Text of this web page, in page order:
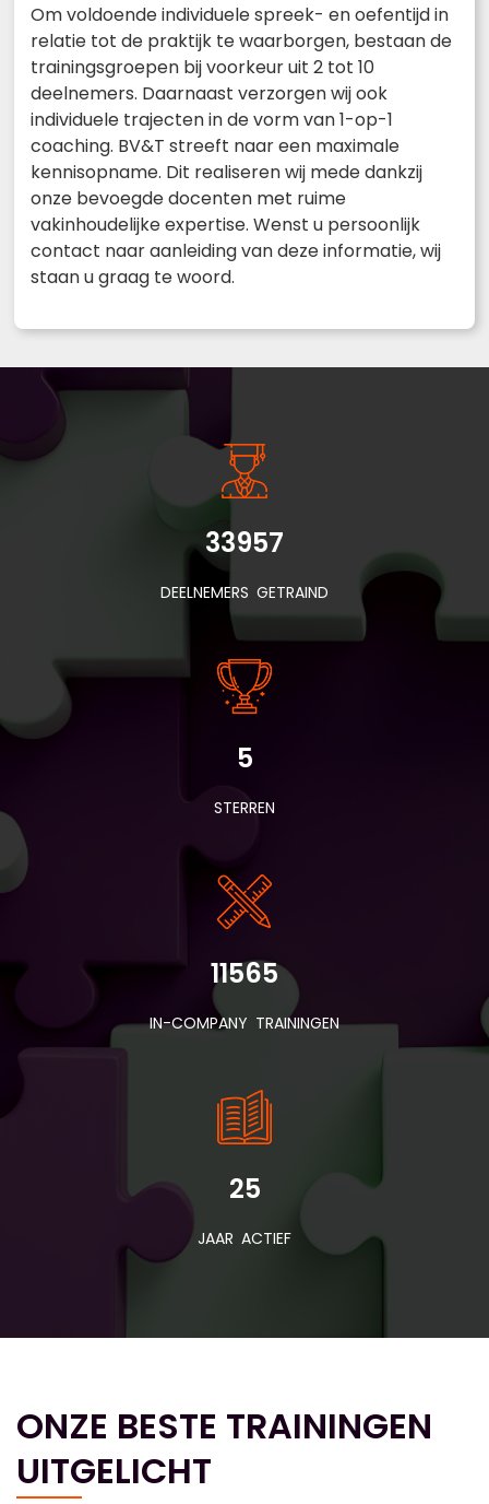
Om voldoende individuele spreek- en oefentijd in
relatie tot de praktijk te waarborgen, bestaan de
trainingsgroepen bij voorkeur uit 2 tot 10
deelnemers. Daarnaast verzorgen wij ook
individuele trajecten in de vorm van 1-op-1
coaching. BV&T streeft naar een maximale
kennisopname. Dit realiseren wij mede dankzij
onze bevoegde docenten met ruime
vakinhoudelijke expertise. Wenst u persoonlijk
contact naar aanleiding van deze informatie, wij
staan u graag te woord.
33957
DEELNEMERS GETRAIND
5
STERREN
11565
IN-COMPANY TRAININGEN
25
JAAR ACTIEF
ONZE BESTE TRAININGEN
UITGELICHT